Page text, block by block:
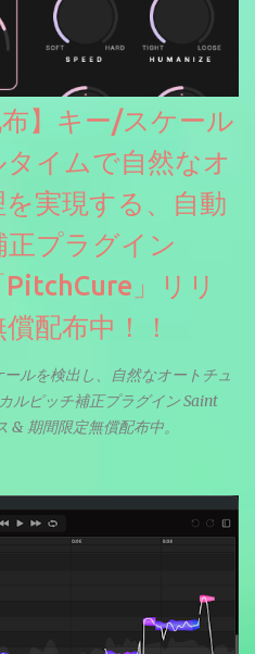
布】キー/スケール
イムで自然なオ
実現する、自動
プラグイン
」リリ
配布中！！
ルを検出し、自然なオートチュ
ルピッチ補正プラグイン Saint
& 期間限定無償配布中。